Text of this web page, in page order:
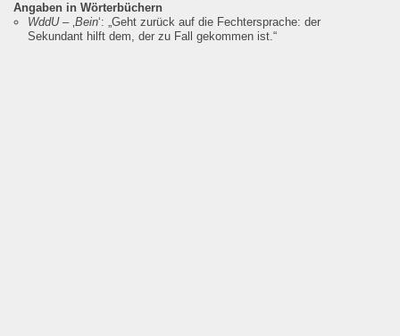
Angaben in Wörterbüchern
WddU– ‚Bein‘: „Geht zurück auf die Fechtersprache: der
Sekundant hilft dem, der zu Fall gekommen ist.“